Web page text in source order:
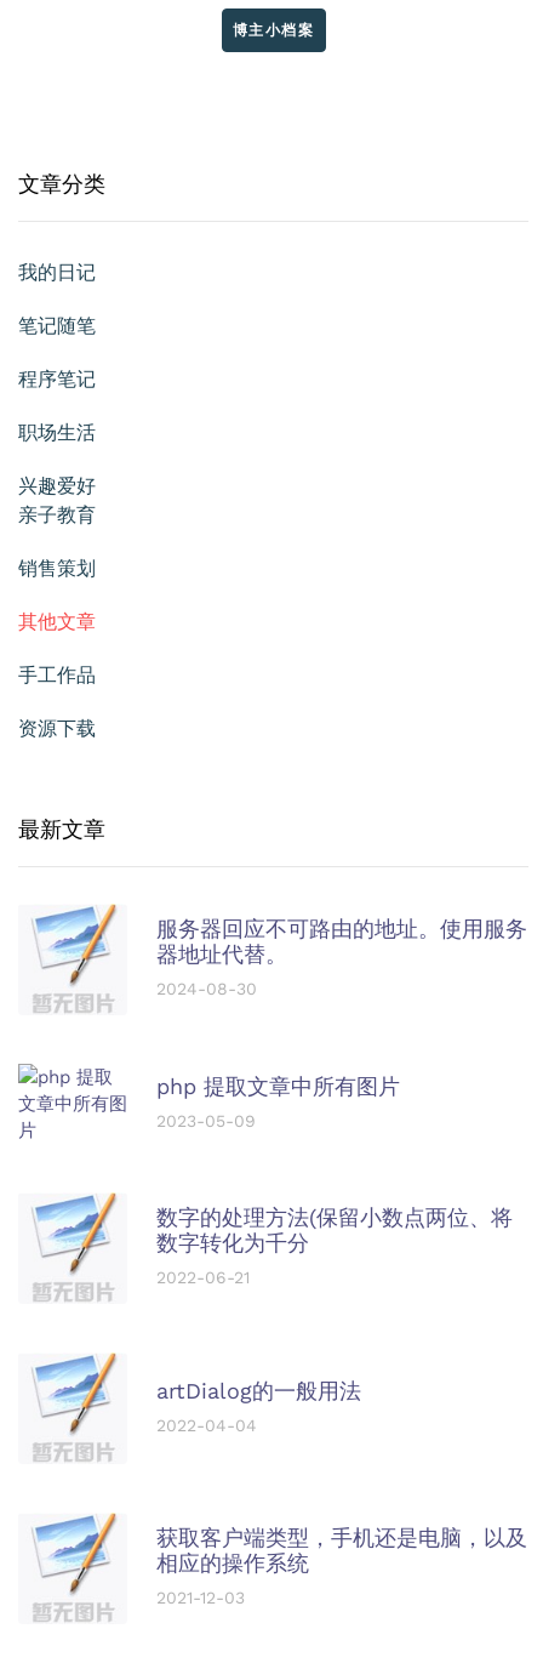
博主小档案
文章分类
我的日记
笔记随笔
程序笔记
职场生活
兴趣爱好
亲子教育
销售策划
其他文章
手工作品
资源下载
最新文章
服务器回应不可路由的地址。使用服务
器地址代替。
2024-08-30
php 提取文章中所有图片
2023-05-09
数字的处理方法(保留小数点两位、将
数字转化为千分
2022-06-21
artDialog的一般用法
2022-04-04
获取客户端类型，手机还是电脑，以及
相应的操作系统
2021-12-03